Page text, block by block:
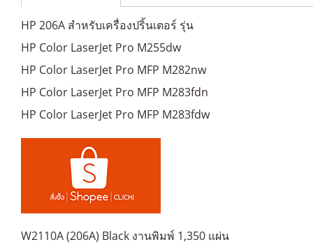
HP 206A สำหรับเครื่องปริ้นเตอร์ รุ่น
HP Color LaserJet Pro M255dw
HP Color LaserJet Pro MFP M282nw
HP Color LaserJet Pro MFP M283fdn
HP Color LaserJet Pro MFP M283fdw
W2110A (206A) Black งานพิมพ์ 1,350 แผ่น